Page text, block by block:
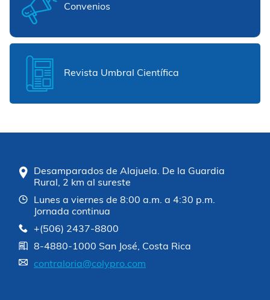
Convenios
Revista Umbral Científica
Desamparados de Alajuela. De la Guardia
Rural, 2 km al sureste
Lunes a viernes de 8:00 a.m. a 4:30 p.m.
Jornada continua
+(506) 2437-8800
8-4880-1000 San José, Costa Rica
contraloria@colypro.com